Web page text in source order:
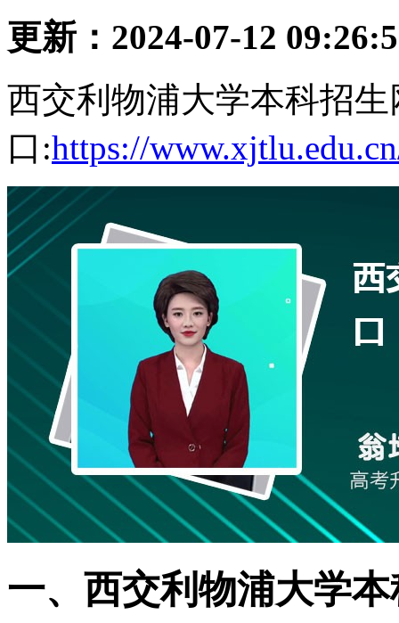
更新：2024-07-12
西交利物浦大学本科招
口:https://
一、西交利物浦大学